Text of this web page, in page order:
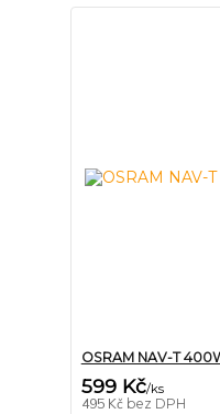
OSRAM NAV-T
599 Kč/ks
495 Kč bez DPH